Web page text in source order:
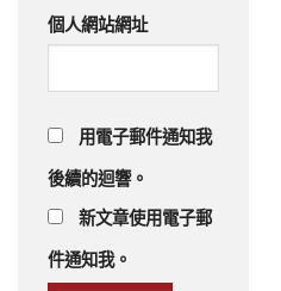
個人網站網址
用電子郵件通知我
後續的迴響。
新文章使用電子郵
件通知我。